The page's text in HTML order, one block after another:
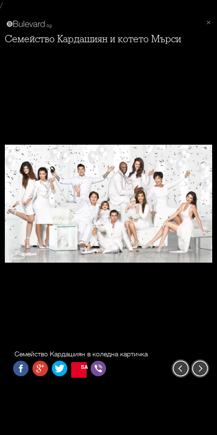
/
Семейство Кардашиян и котето Мърси
Семейство Кардашиян в коледна картичка
SAVE